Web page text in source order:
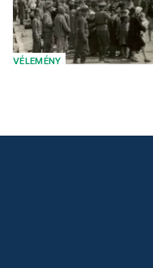
VÉLEMÉNY